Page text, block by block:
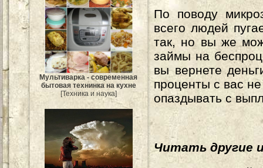
Мультиварка - современная
бытовая технинка на кухне
[Техника и наука]
По поводу
всего людей
так, но вы же
займы на
вы вернете
проценты с вас не
опаздывать с
Читать другие